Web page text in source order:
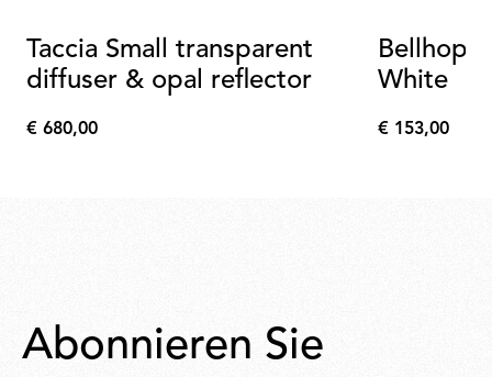
Taccia Small transparent
diffuser & opal reflector
€
€ 680,00
Bellhop
White
€
€ 153,00
Abonnieren Sie